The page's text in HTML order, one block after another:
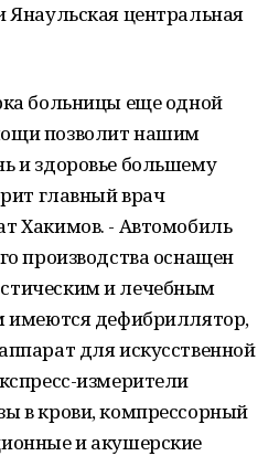
Янаульская центральная
больницы еще одной
позволит нашим
и здоровье большему
главный врач
Хакимов. - Автомобиль
производства оснащен
и лечебным
имеются дефибриллятор,
для искусственной
измерители
в крови, компрессорный
и акушерские